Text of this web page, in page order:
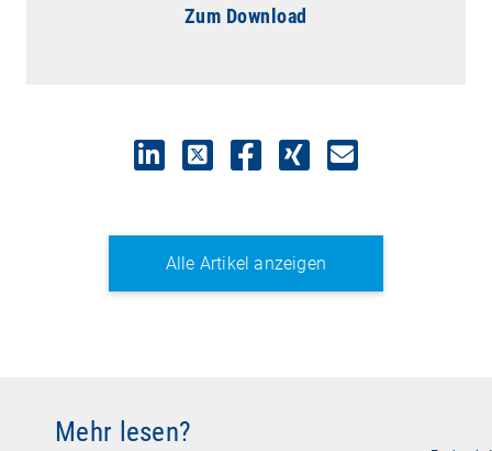
Zum Download
Alle Artikel anzeigen
Mehr lesen?